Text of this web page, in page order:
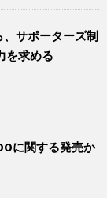
サポーターズ制
を求める
に関する発売か